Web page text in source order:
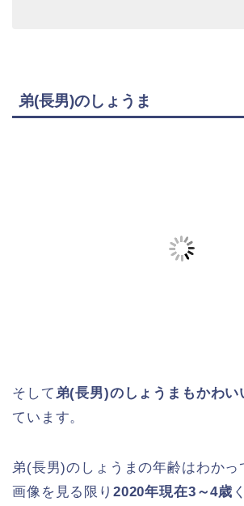
弟(長男)のしょうま
そして弟(長男)のしょうまもかわい
ています。
弟(長男)のしょうまの年齢はわかっ
画像を見る限り 2020年現在3～4歳